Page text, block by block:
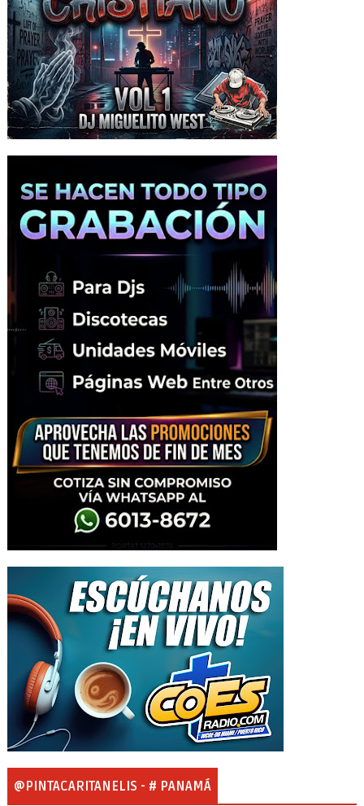
@PINTACARITANELIS - # PANAMÁ